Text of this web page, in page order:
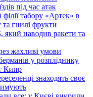
під час атак
табору «Артек» в
гнилі фрукти
наводив ракети та
жахливі умови
у розпліднику
Кипр
знаходять своє